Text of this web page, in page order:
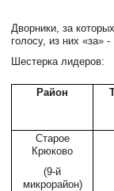
Дворники, за
голосу, из них «за» -
Шестерка лидеров:
Район
Старое
Крюково
(9-й
микрорайон)